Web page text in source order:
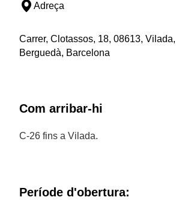
Adreça
Carrer, Clotassos, 18, 08613,
Berguedà, Barcelona
Com arribar-hi
C-26 fins a Vilada.
Període d'obertura: